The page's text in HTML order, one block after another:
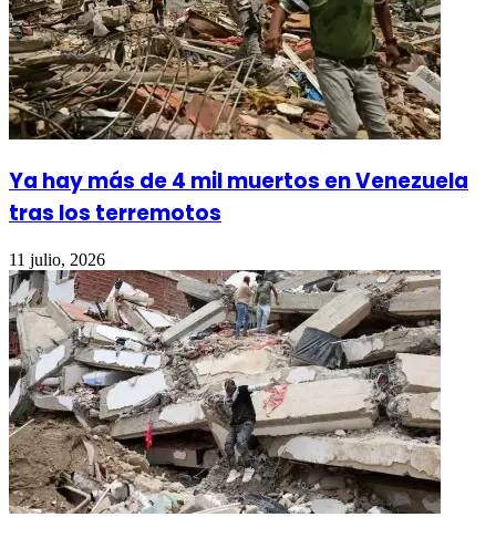
Ya hay más de 4 mil muertos en Venezuela
tras los terremotos
11 julio, 2026